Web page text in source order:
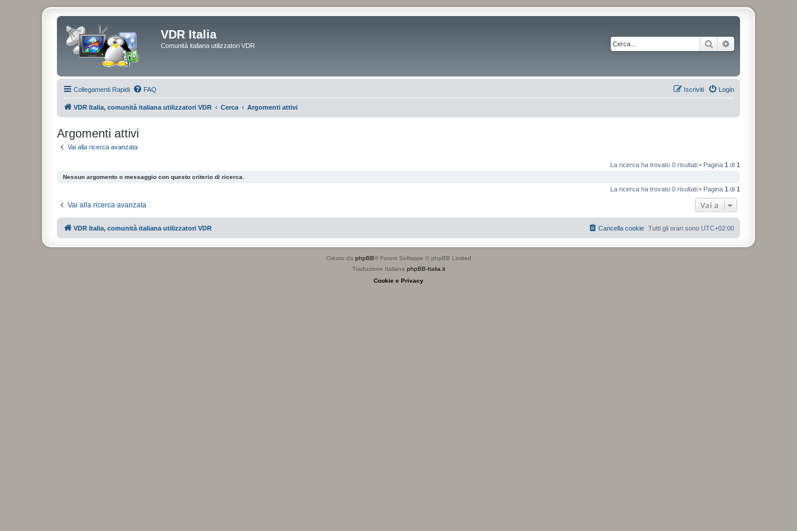
VDR Italia
Comunità italiana utilizzatori VDR Cerca
Collegamenti Rapidi FAQ Login
Iscriviti
VDR Italia, comunità italiana utilizzatori VDR Cerca Argomenti attivi
Argomenti attivi
Vai alla ricerca avanzata
La ricerca ha trovato 0 risultati • Pagina 1 di 1
Nessun argomento o messaggio con questo criterio di ricerca.
La ricerca ha trovato 0 risultati • Pagina 1 di 1
Vai alla ricerca avanzata Vai a
VDR Italia, comunità italiana utilizzatori VDR Tutti gli orari sono UTC+02:00
Cancella cookie
Creato da phpBB® Forum Software © phpBB Limited
Traduzione Italiana phpBB-Italia.it
Cookie e Privacy